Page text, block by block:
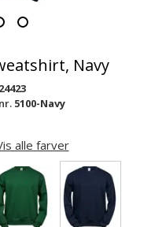
Navy
5100-Navy
alle farver